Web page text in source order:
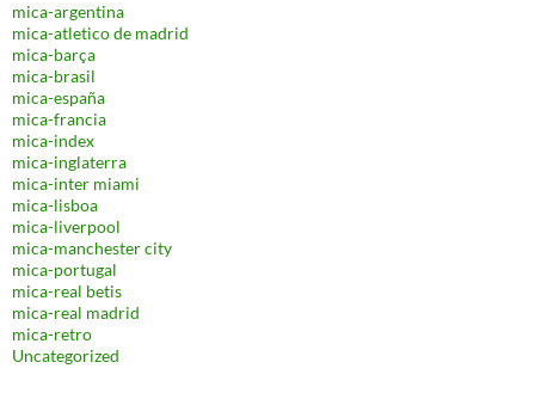
mica-argentina
mica-atletico de madrid
mica-barça
mica-brasil
mica-españa
mica-francia
mica-index
mica-inglaterra
mica-inter miami
mica-lisboa
mica-liverpool
mica-manchester city
mica-portugal
mica-real betis
mica-real madrid
mica-retro
Uncategorized